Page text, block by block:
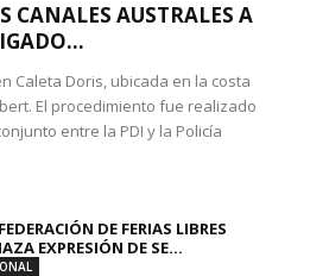
CANALES AUSTRALES A
Caleta Doris, ubicada en la costa
El procedimiento fue realizado
entre la PDI y la Policía
DE FERIAS LIBRES
EXPRESIÓN DE SE...